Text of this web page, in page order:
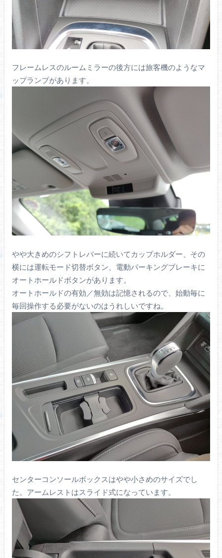
フレームレスのルームミラーの後方には旅客機のようなマ
ップランプがあります。
やや大きめのシフトレバーに続いてカップホルダー、その
横には運転モード切替ボタン、電動パーキングブレーキに
オートホールドボタンがあります。
オートホールドの有効／無効は記憶されるので、始動毎に
毎回操作する必要がないのはうれしいですね。
センターコンソールボックスはやや小さめのサイズでし
た。アームレストはスライド式になっています。